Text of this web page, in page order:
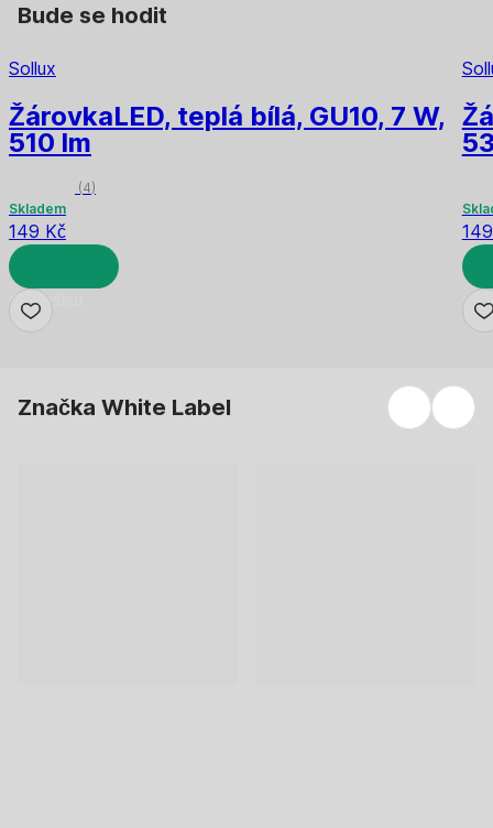
Bude se hodit
Sollux
ŽárovkaLED, teplá bílá, GU10, 7 W,
510 lm
(4)
Skladem
149 Kč
DO KOŠÍKU DO
Značka White Label